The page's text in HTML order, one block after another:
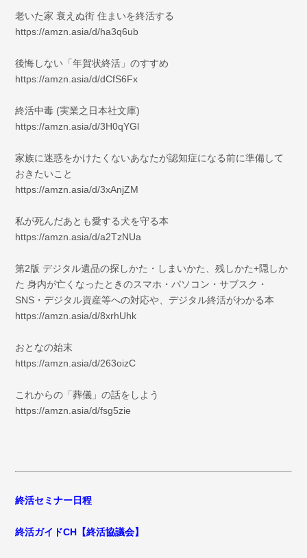
老いた家 衰えぬ街 住まいを終活する
https://amzn.asia/d/ha3q6ub
後悔しない「年賀状終活」のすすめ
https://amzn.asia/d/dCfS6Fx
終活中毒 (実業之日本社文庫)
https://amzn.asia/d/3H0qYGl
家族に迷惑をかけたくないあなたが認知症になる前に準備して
おきたいこと
https://amzn.asia/d/3xAnjZM
私が死んだあとも愛する犬を守る本
https://amzn.asia/d/a2TzNUa
第2版 デジタル遺品の探しかた・しまいかた、残しかた+隠しか
た 身内が亡くなったときのスマホ・パソコン・サブスク・
SNS・デジタル資産等への対応や、デジタル終活がわかる本
https://amzn.asia/d/8xrhUhk
おとなの始末
https://amzn.asia/d/263oizC
これからの「葬儀」の話をしよう
https://amzn.asia/d/fsg5zie
終活セミナー日程
終活ガイドCH【終活協議会】